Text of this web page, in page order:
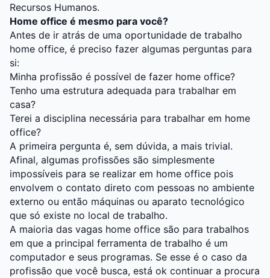
Recursos Humanos.
Home office é mesmo para você?
Antes de ir atrás de uma oportunidade de trabalho
home office, é preciso fazer algumas perguntas para
si:
Minha profissão é possível de fazer home office?
Tenho uma estrutura adequada para trabalhar em
casa?
Terei a disciplina necessária para trabalhar em home
office?
A primeira pergunta é, sem dúvida, a mais trivial.
Afinal, algumas profissões são simplesmente
impossíveis para se realizar em home office pois
envolvem o contato direto com pessoas no ambiente
externo ou então máquinas ou aparato tecnológico
que só existe no local de trabalho.
A maioria das vagas home office são para trabalhos
em que a principal ferramenta de trabalho é um
computador e seus programas. Se esse é o caso da
profissão que você busca, está ok continuar a procura